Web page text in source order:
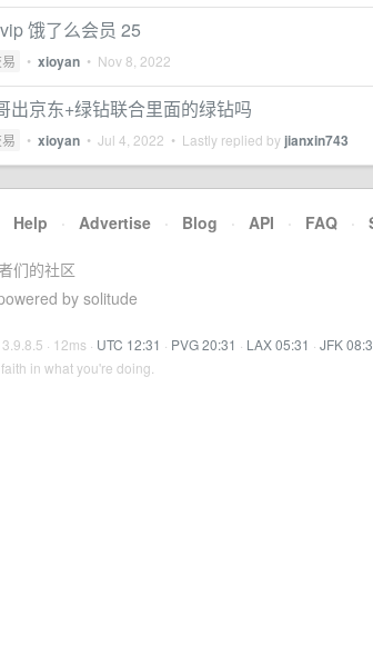
饿了么会员 25
• xioyan • Nov 8, 2022
出京东+绿钻联合里面的绿钻吗
• xioyan • Jul 4, 2022 • Lastly replied by jianxin743
Help · Advertise · Blog · API · FAQ ·
们的社区
by solitude
· 12ms · UTC 12:31 · PVG 20:31 · LAX 05:31 · JFK
in what you're doing.